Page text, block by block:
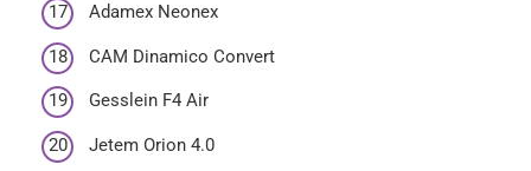
Adamex Neonex
CAM Dinamico Convert
Gesslein F4 Air
Jetem Orion 4.0